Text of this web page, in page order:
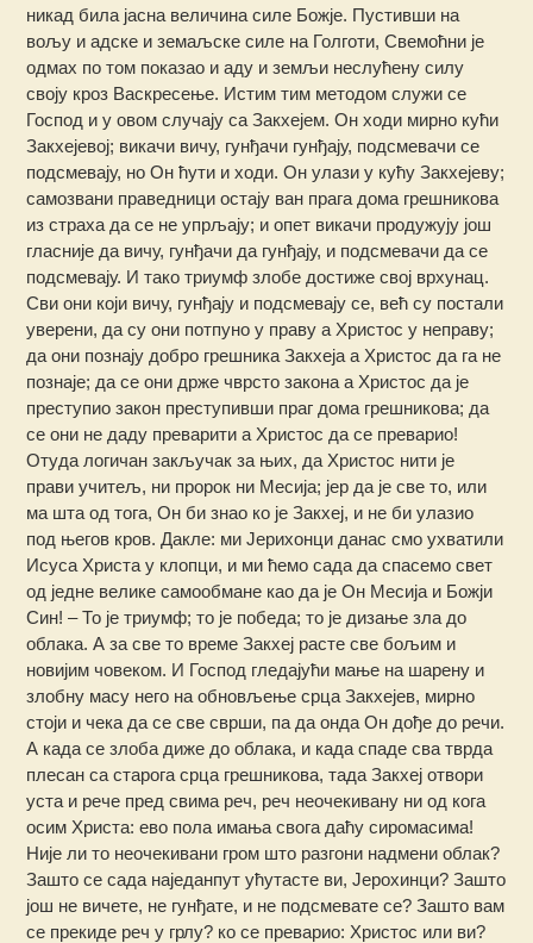
никад била јасна величина силе Божје. Пустивши на
вољу и адске и земаљске силе на Голготи, Свемоћни је
одмах по том показао и аду и земљи неслућену силу
своју кроз Васкресење. Истим тим методом служи се
Господ и у овом случају са Закхејем. Он ходи мирно кући
Закхејевој; викачи вичу, гунђачи гунђају, подсмевачи се
подсмевају, но Он ћути и ходи. Он улази у кућу Закхејеву;
самозвани праведници остају ван прага дома грешникова
из страха да се не упрљају; и опет викачи продужују још
гласније да вичу, гунђачи да гунђају, и подсмевачи да се
подсмевају. И тако триумф злобе достиже свој врхунац.
Сви они који вичу, гунђају и подсмевају се, већ су постали
уверени, да су они потпуно у праву а Христос у неправу;
да они познају добро грешника Закхеја а Христос да га не
познаје; да се они држе чврсто закона а Христос да је
преступио закон преступивши праг дома грешникова; да
се они не даду преварити а Христос да се преварио!
Отуда логичан закључак за њих, да Христос нити је
прави учитељ, ни пророк ни Месија; јер да је све то, или
ма шта од тога, Он би знао ко је Закхеј, и не би улазио
под његов кров. Дакле: ми Јерихонци данас смо ухватили
Исуса Христа у клопци, и ми ћемо сада да спасемо свет
од једне велике самообмане као да је Он Месија и Божји
Син! – То је триумф; то је победа; то је дизање зла до
облака. А за све то време Закхеј расте све бољим и
новијим човеком. И Господ гледајући мање на шарену и
злобну масу него на обновљење срца Закхејев, мирно
стоји и чека да се све сврши, па да онда Он дође до речи.
А када се злоба диже до облака, и када спаде сва тврда
плесан са старога срца грешникова, тада Закхеј отвори
уста и рече пред свима реч, реч неочекивану ни од кога
осим Христа: ево пола имања свога даћу сиромасима!
Није ли то неочекивани гром што разгони надмени облак?
Зашто се сада наједанпут ућутасте ви, Јерохинци? Зашто
још не вичете, не гунђате, и не подсмевате се? Зашто вам
се прекиде реч у грлу? ко се преварио: Христос или ви?